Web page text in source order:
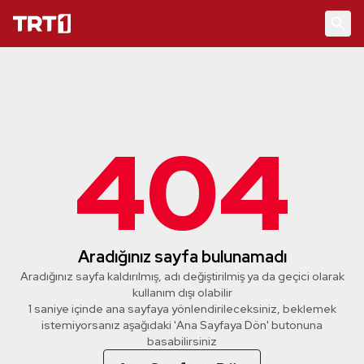
404
Aradığınız sayfa bulunamadı
Aradığınız sayfa kaldırılmış, adı değiştirilmiş ya da geçici olarak
kullanım dışı olabilir
1 saniye içinde ana sayfaya yönlendirileceksiniz, beklemek
istemiyorsanız aşağıdaki 'Ana Sayfaya Dön' butonuna
basabilirsiniz